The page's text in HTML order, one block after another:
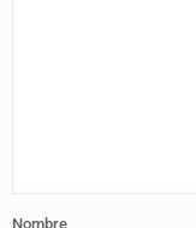
Nombre